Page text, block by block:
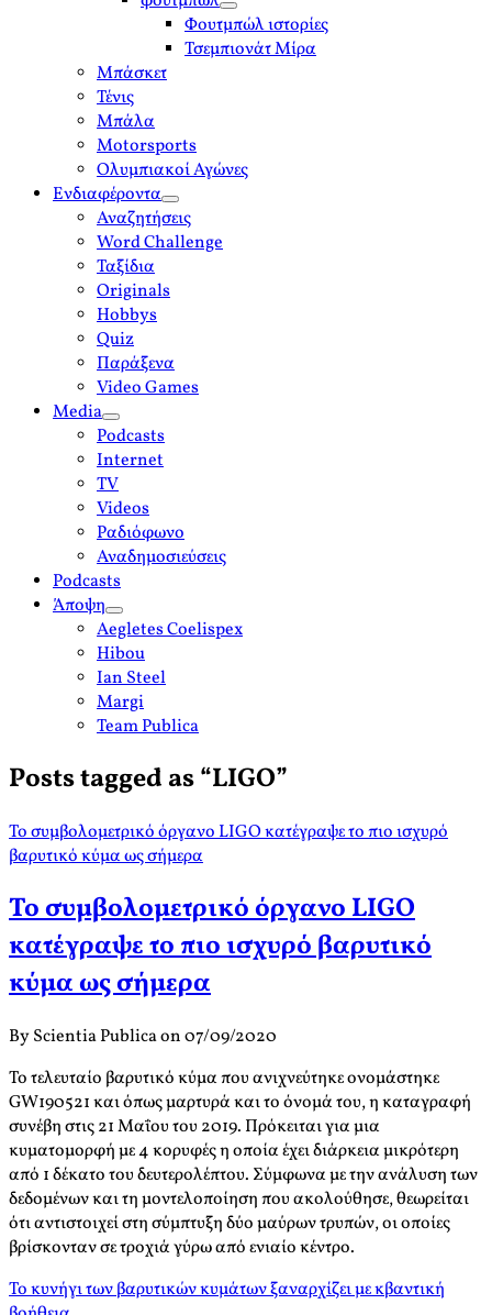
menuopen
menu
Φουτμπώλ ιστορίες
Τσεμπιονάτ Μίρα
Μπάσκετ
Τένις
Μπάλα
Motorsports
Ολυμπιακοί Αγώνες
Ενδιαφέροντα
open
menu
Αναζητήσεις
Word Challenge
Ταξίδια
Originals
Hobbys
Quiz
Παράξενα
Video Games
Media
open
menu
Podcasts
Internet
TV
Videos
Ραδιόφωνο
Αναδημοσιεύσεις
Podcasts
Άποψη
open
menu
Aegletes Coelispex
Hibou
Ian Steel
Margi
Team Publica
Posts tagged as “LIGO”
Το συμβολομετρικό όργανο LIGO κατέγραψε το πιο ισχυρό
βαρυτικό κύμα ως σήμερα
Το συμβολομετρικό όργανο LIGO
κατέγραψε το πιο ισχυρό βαρυτικό
κύμα ως σήμερα
By Scientia Publica on 07/09/2020
Το τελευταίο βαρυτικό κύμα που ανιχνεύτηκε ονομάστηκε
GW190521 και όπως μαρτυρά και το όνομά του, η καταγραφή
συνέβη στις 21 Μαΐου του 2019. Πρόκειται για μια
κυματομορφή με 4 κορυφές η οποία έχει διάρκεια μικρότερη
από 1 δέκατο του δευτερολέπτου. Σύμφωνα με την ανάλυση των
δεδομένων και τη μοντελοποίηση που ακολούθησε, θεωρείται
ότι αντιστοιχεί στη σύμπτυξη δύο μαύρων τρυπών, οι οποίες
βρίσκονταν σε τροχιά γύρω από ενιαίο κέντρο.
Το κυνήγι των βαρυτικών κυμάτων ξαναρχίζει με κβαντική